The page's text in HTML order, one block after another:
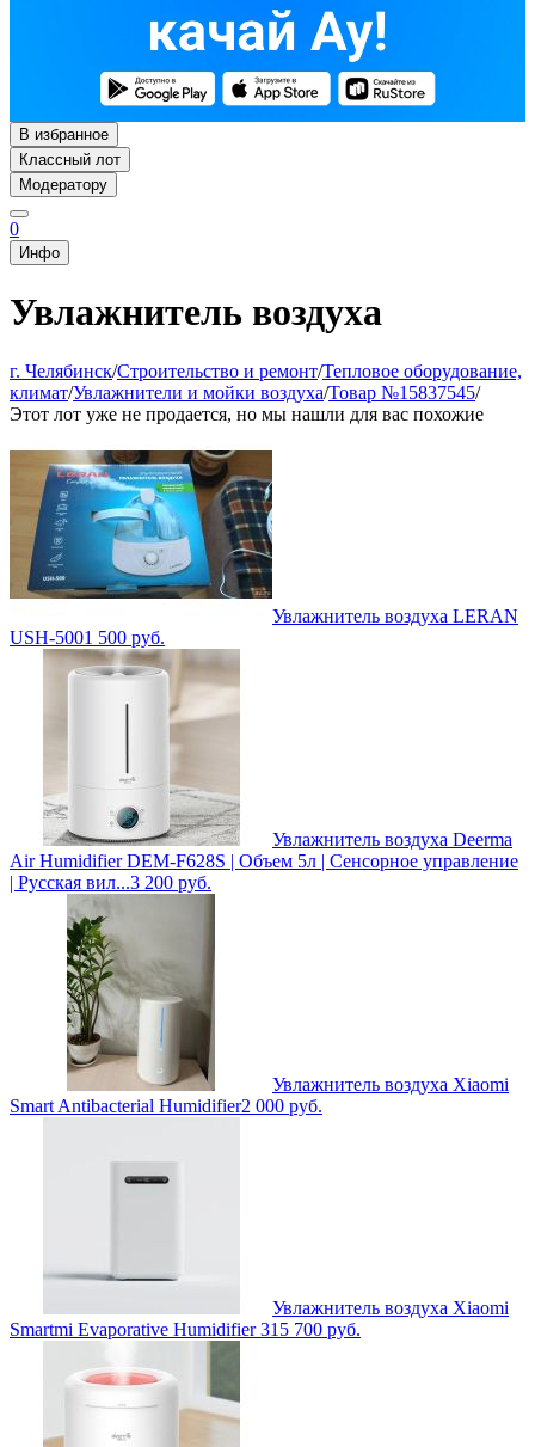
В избранное
Классный лот
Модератору
0
Инфо
Увлажнитель воздуха
г. Челябинск/Строительство и ремонт/Тепловое оборудование,
климат/Увлажнители и мойки воздуха/Товар №15837545/
Этот лот уже не продается, но мы нашли для вас похожие
Увлажнитель воздуха LERAN
USH-5001 500 руб.
Увлажнитель воздуха Deerma
Air Humidifier DEM-F628S | Объем 5л | Сенсорное управление
| Русская вил...3 200 руб.
Увлажнитель воздуха Xiaomi
Smart Antibacterial Humidifier2 000 руб.
Увлажнитель воздуха Xiaomi
Smartmi Evaporative Humidifier 315 700 руб.